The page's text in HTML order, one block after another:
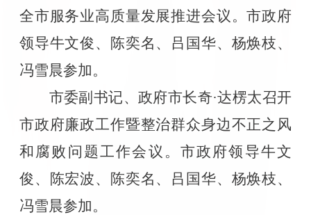
全市服务业高质量发展推进会议。市政府
领导牛文俊、陈奕名、吕国华、杨焕枝、
冯雪晨参加。
市委副书记、政府市长奇·达楞太召开
市政府廉政工作暨整治群众身边不正之风
和腐败问题工作会议。市政府领导牛文
俊、陈宏波、陈奕名、吕国华、杨焕枝、
冯雪晨参加。